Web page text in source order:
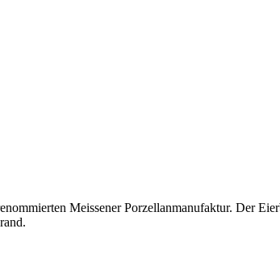
Meissener Porzellanmanufaktur. Der